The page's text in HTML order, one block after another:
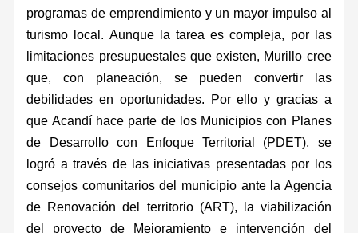
programas de emprendimiento y un mayor impulso al
turismo local. Aunque la tarea es compleja, por las
limitaciones presupuestales que existen, Murillo cree
que, con planeación, se pueden convertir las
debilidades en oportunidades. Por ello y gracias a
que Acandí hace parte de los Municipios con Planes
de Desarrollo con Enfoque Territorial (PDET), se
logró a través de las iniciativas presentadas por los
consejos comunitarios del municipio ante la Agencia
de Renovación del territorio (ART), la viabilización
del proyecto de Mejoramiento e intervención del